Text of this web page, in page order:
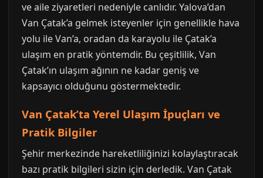
ve aile ziyaretleri nedeniyle canlıdır. Yalova’dan
Van Çatak’a gelmek isteyenler için genellikle hava
yolu ile Van’a, oradan da karayolu ile Çatak’a
ulaşım en pratik yöntemdir. Bu çeşitlilik, Van
Çatak’ın ulaşım ağının ne kadar geniş ve
kapsayıcı olduğunu göstermektedir.
Van Çatak’ta Yerel Ulaşım İpuçları ve
Pratik Bilgiler
Şehir merkezinde hareketliliğinizi kolaylaştıracak
bazı pratik bilgileri sizin için derledik. Van Çatak